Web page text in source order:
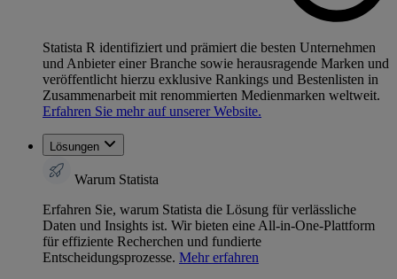
Statista R identifiziert und prämiert die besten Unternehmen
und Anbieter einer Branche sowie herausragende Marken und
veröffentlicht hierzu exklusive Rankings und Bestenlisten in
Zusammenarbeit mit renommierten Medienmarken weltweit.
Erfahren Sie mehr auf unserer Website.
Lösungen
Warum Statista
Erfahren Sie, warum Statista die Lösung für verlässliche
Daten und Insights ist. Wir bieten eine All-in-One-Plattform
für effiziente Recherchen und fundierte
Entscheidungsprozesse. Mehr erfahren